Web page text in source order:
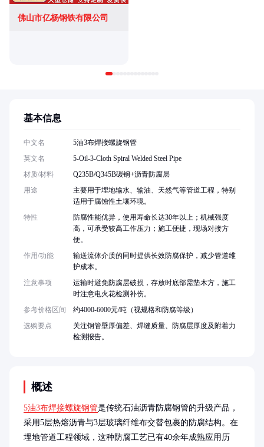
佛山市亿杨钢铁有限公司
概述
5油3布焊接螺旋钢管是传统石油沥青防腐钢管的升级产品，
采用5层热熔沥青与3层玻璃纤维布交替包裹的防腐结构。在
埋地管道工程领域，这种防腐工艺已有40余年成熟应用历
基本信息
中文名
5油3布焊接螺旋钢管
英文名
5-Oil-3-Cloth Spiral Welded Steel Pipe
材质/材料
Q235B/Q345B碳钢+沥青防腐层
用途
主要用于埋地输水、输油、天然气等管道工程，特别
适用于腐蚀性土壤环境。
特性
防腐性能优异，使用寿命长达30年以上；机械强度
高，可承受较高工作压力；施工便捷，现场对接方
便。
作用/功能
输送流体介质的同时提供长效防腐保护，减少管道维
护成本。
注意事项
运输时避免防腐层破损，存放时底部需垫木方，施工
时注意电火花检测补伤。
参考价格区间
约4000-6000元/吨（视规格和防腐等级）
选购要点
关注钢管壁厚偏差、焊缝质量、防腐层厚度及附着力
检测报告。